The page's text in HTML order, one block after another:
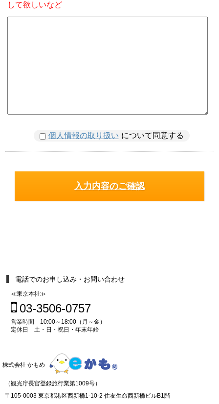
して欲しいなど
個人情報の取り扱い について同意する
電話でのお申し込み・お問い合わせ
≪東京本社≫
03-3506-0757
営業時間 10:00～18:00（月～金）
定休日 土・日・祝日・年末年始
株式会社 かもめ
（観光庁長官登録旅行業第1009号）
〒105-0003 東京都港区西新橋1-10-2 住友生命西新橋ビルB1階